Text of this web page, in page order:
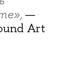
—
Art